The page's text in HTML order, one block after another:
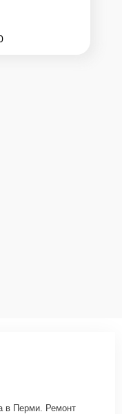
по телефону
удобное время и
просп., 13.
в Перми. Ремонт